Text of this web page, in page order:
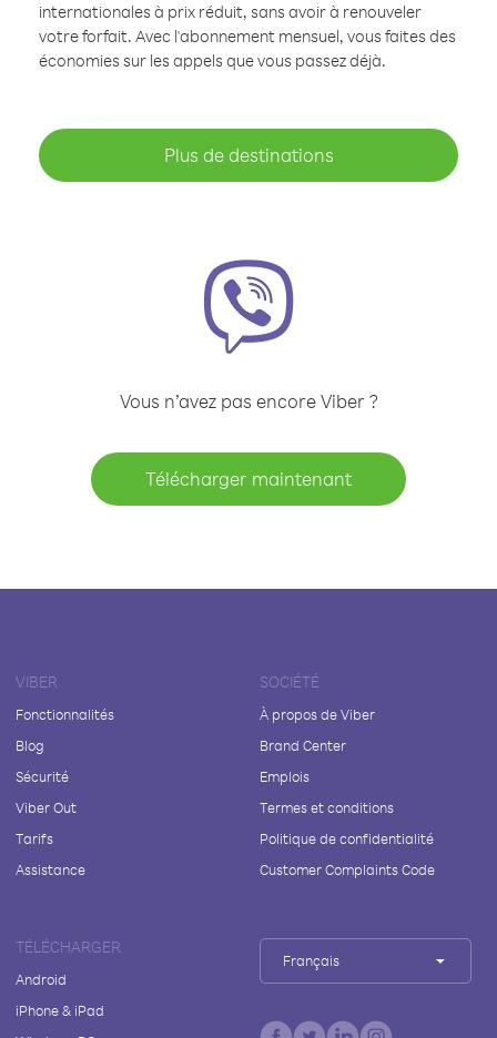
internationales à prix réduit, sans avoir à renouveler
votre forfait. Avec l'abonnement mensuel, vous faites des
économies sur les appels que vous passez déjà.
Plus de destinations
Vous n’avez pas encore Viber ?
Télécharger maintenant
VIBER
Fonctionnalités
Blog
Sécurité
Viber Out
Tarifs
Assistance
SOCIÉTÉ
À propos de Viber
Brand Center
Emplois
Termes et conditions
Politique de confidentialité
Customer Complaints Code
TÉLÉCHARGER
Android
iPhone & iPad
Français